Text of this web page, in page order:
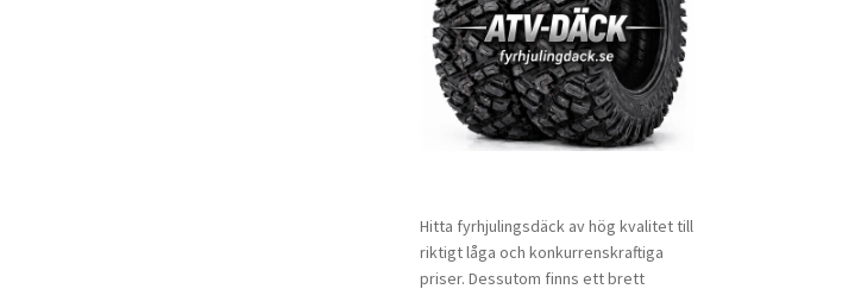
Hitta fyrhjulingsdäck av hög kvalitet till
riktigt låga och konkurrenskraftiga
priser. Dessutom finns ett brett